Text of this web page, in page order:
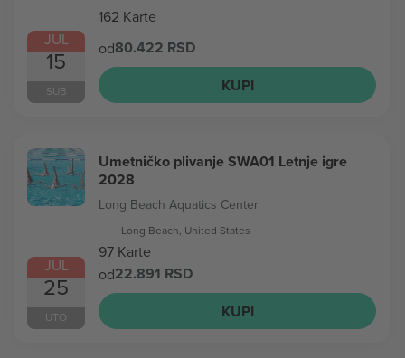
JUL
15
SUB
162 Karte
od80.422 RSD
KUPI
JUL
25
UTO
Umetničko plivanje SWA01 Letnje igre
2028
Long Beach Aquatics Center
Long Beach, United States
97 Karte
od22.891 RSD
KUPI